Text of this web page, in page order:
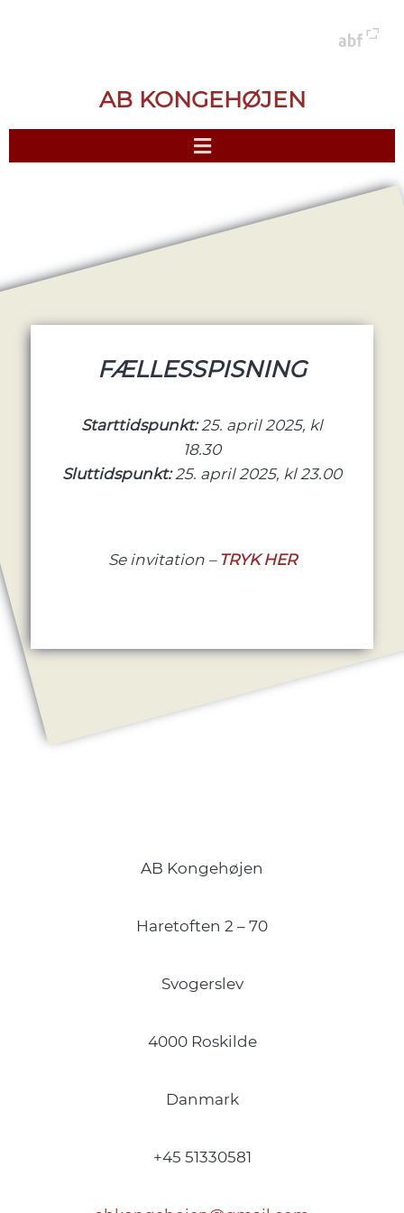
AB KONGEHØJEN
FÆLLESSPISNING
Starttidspunkt:25. april 2025, kl
18.30
Sluttidspunkt:25. april 2025, kl 23.00
Se invitation – TRYK HER
AB Kongehøjen
Haretoften 2 – 70
Svogerslev
4000 Roskilde
Danmark
+45 51330581